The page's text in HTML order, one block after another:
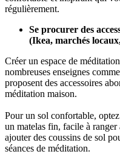
régulièrement.
Se procurer des
(Ikea, marchés
Créer un espace de
nombreuses enseignes
proposent des accessoires
méditation maison.
Pour un sol confortable,
un matelas fin, facile à ranger
ajouter des coussins de sol
séances de méditation.